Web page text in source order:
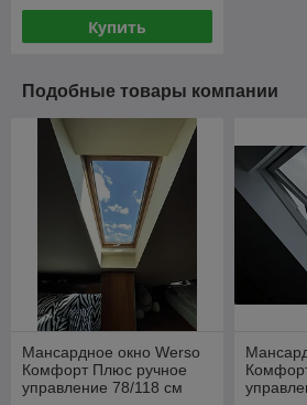
Купить
Подобные товары компании
Мансардное окно Werso
Комфорт Плюс ручное
управление 78/118 см